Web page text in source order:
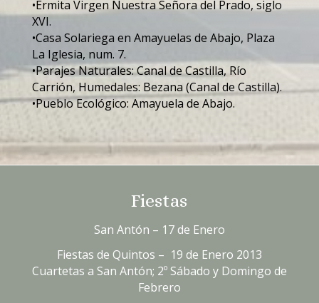
•Ermita Virgen Nuestra Señora del Prado, siglo
XVI.
•Casa Solariega en Amayuelas de Abajo, Plaza
La Iglesia, num. 7.
•Parajes Naturales: Canal de Castilla, Río
Carrión, Humedales: Bezana (Canal de Castilla).
•Pueblo Ecológico: Amayuela de Abajo.
Fiestas
San Antón – 17 de Enero
Fiestas de Quintos – 19 de Enero 2013
Cuartetas a San Antón; 2º Sábado y Domingo de
Febrero